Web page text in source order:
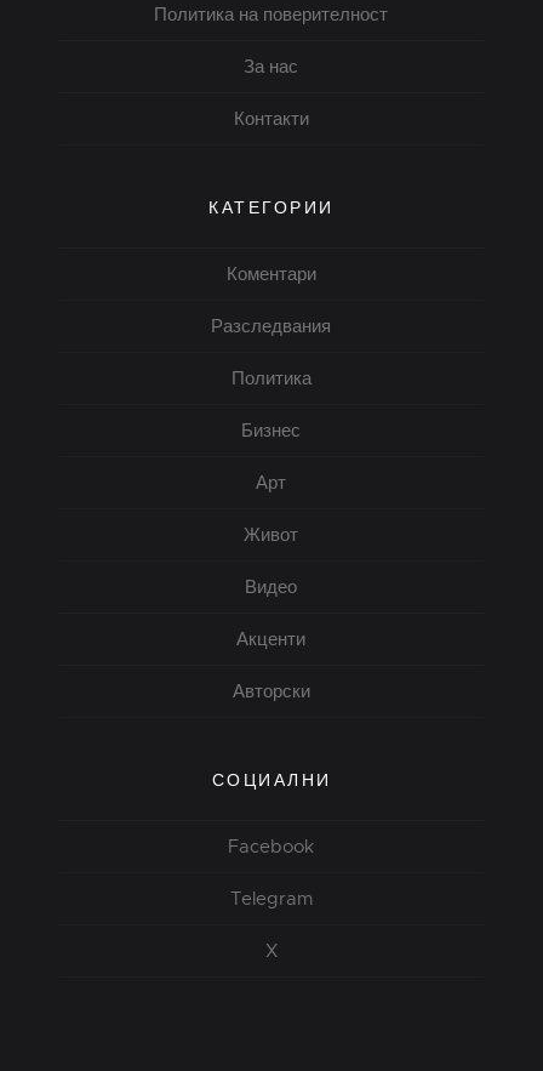
Политика на поверителност
За нас
Контакти
КАТЕГОРИИ
Коментари
Разследвания
Политика
Бизнес
Арт
Живот
Видео
Акценти
Авторски
СОЦИАЛНИ
Facebook
Telegram
X